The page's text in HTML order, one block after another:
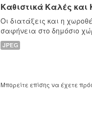
Καθιστικά Καλές και
Οι διατάξεις και η
σαφήνεια στο δημόσιο
JPEG
Μπορείτε επίσης να έχετε